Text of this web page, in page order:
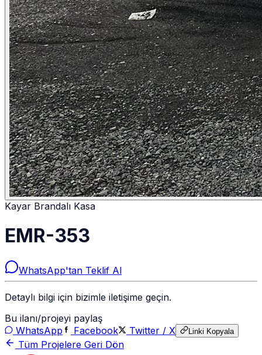
Kayar Brandalı Kasa
EMR-353
WhatsApp'tan Teklif Al
Detaylı bilgi için bizimle iletişime geçin.
Bu ilanı/projeyi paylaş
WhatsApp
Facebook Twitter / X Linki Kopyala
Tüm Projelere Geri Dön